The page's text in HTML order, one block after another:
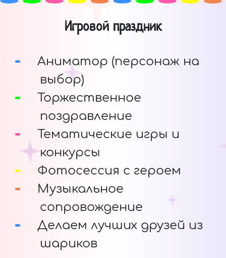
Игровой праздник
Аниматор (персонаж на
выбор)
Торжественное
поздравление
Тематические игры и
конкурсы
Фотосессия с героем
Музыкальное
сопровождение
Делаем лучших друзей из
шариков